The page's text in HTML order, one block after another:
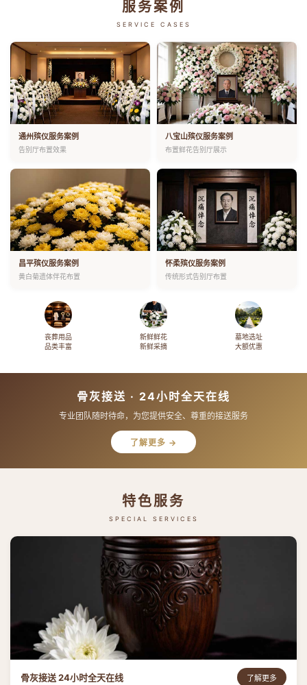
服务案例
SERVICE CASES
通州殡仪服务案例
告别厅布置效果
八宝山殡仪服务案例
布置鲜花告别厅展示
昌平殡仪服务案例
黄白菊遗体伴花布置
怀柔殡仪服务案例
传统形式告别厅布置
丧葬用品
品类丰富
新鲜鲜花
新鲜采摘
墓地选址
大额优惠
骨灰接送 · 24小时全天在线
专业团队随时待命，为您提供安全、尊重的接送服务
了解更多 →
特色服务
SPECIAL SERVICES
骨灰接送 24小时全天在线 了解更多